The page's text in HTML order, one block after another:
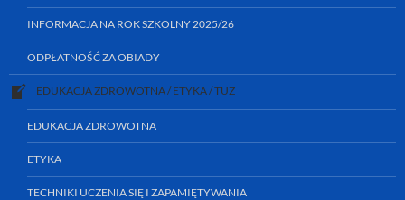
INFORMACJA NA ROK SZKOLNY 2025/26
ODPŁATNOŚĆ ZA OBIADY
EDUKACJA ZDROWOTNA / ETYKA / TUZ
EDUKACJA ZDROWOTNA
ETYKA
TECHNIKI UCZENIA SIĘ I ZAPAMIĘTYWANIA